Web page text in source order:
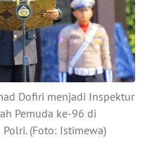
Dofiri menjadi Inspektur
Pemuda ke-96 di
(Foto: Istimewa)